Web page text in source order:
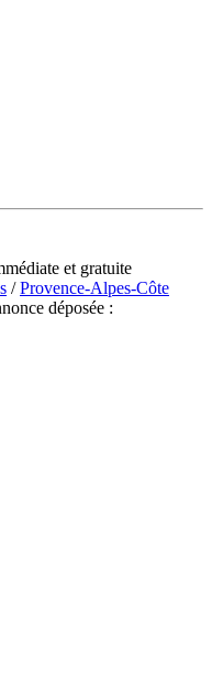
et gratuite
/Provence-Alpes-Côte
déposée :